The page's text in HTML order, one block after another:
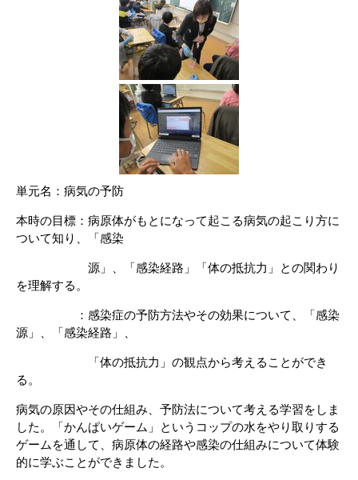
単元名：病気の予防
本時の目標：病原体がもとになって起こる病気の起こり方に
ついて知り、
「感染
源」、「感染経路」「体の抵抗力」との関わり
を理解する。
：感染症の予防方法やその効果について、「感染
源」、「感染経路」、
「体の抵抗力」の観点から考えることができ
る。
病気の原因やその仕組み、予防法について考える学習をしま
した。「かんぱいゲーム」というコップの水をやり取りする
ゲームを通して、病原体の経路や感染の仕組みについて体験
的に学ぶことができました。